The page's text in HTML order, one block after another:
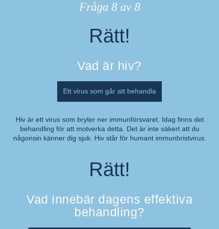
Fråga 8av 8
Rätt!
Vad är hiv?
Ett virus som går att behandla
Kommentar:
Hiv är ett virus som bryter ner immunförsvaret. Idag finns det
behandling för att motverka detta. Det är inte säkert att du
någonsin känner dig sjuk. Hiv står för humant immunbristvirus.
Rätt!
Vad innebär dagens effektiva
behandling?